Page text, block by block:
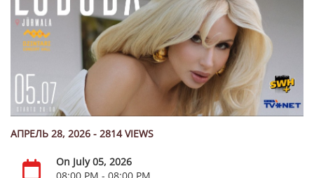
АПРЕЛЬ 28, 2026 - 2814 VIEWS
On July 05, 2026